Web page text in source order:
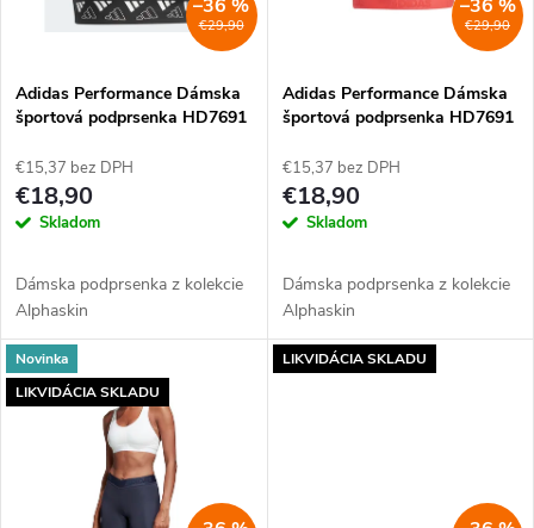
e
p
r
o
d
u
s
p
r
o
d
u
€29,90
–36 %
Adidas Performance Dámska
športová podprsenka HD7691
€15,37 bez DPH
€18,90
Skladom
Dámska podprsenka z kolekcie
Alphaskin
€29,90
–36 %
Adidas Performance Dámska
športová podprsenka HD7691
€15,37 bez DPH
€18,90
Skladom
Dámska podprsenka z kolekcie
Alphaskin
Novinka
LIKVIDÁCIA SKLADU
LIKVIDÁCIA SKLADU